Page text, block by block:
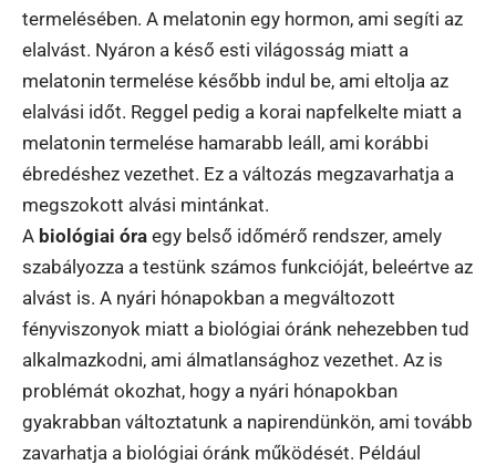
termelésében. A melatonin egy hormon, ami segíti az
elalvást. Nyáron a késő esti világosság miatt a
melatonin termelése később indul be, ami eltolja az
elalvási időt. Reggel pedig a korai napfelkelte miatt a
melatonin termelése hamarabb leáll, ami korábbi
ébredéshez vezethet. Ez a változás megzavarhatja a
megszokott alvási mintánkat.
A biológiai óra egy belső időmérő rendszer, amely
szabályozza a testünk számos funkcióját, beleértve az
alvást is. A nyári hónapokban a megváltozott
fényviszonyok miatt a biológiai óránk nehezebben tud
alkalmazkodni, ami álmatlansághoz vezethet. Az is
problémát okozhat, hogy a nyári hónapokban
gyakrabban változtatunk a napirendünkön, ami tovább
zavarhatja a biológiai óránk működését. Például